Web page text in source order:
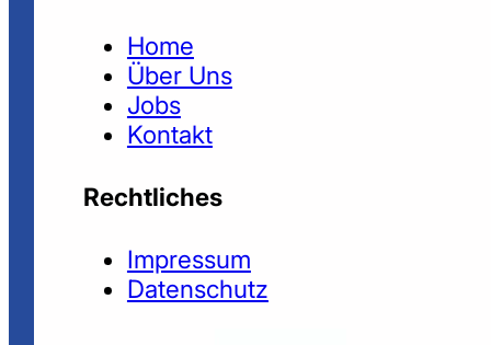
Home
Über Uns
Jobs
Kontakt
Rechtliches
Impressum
Datenschutz